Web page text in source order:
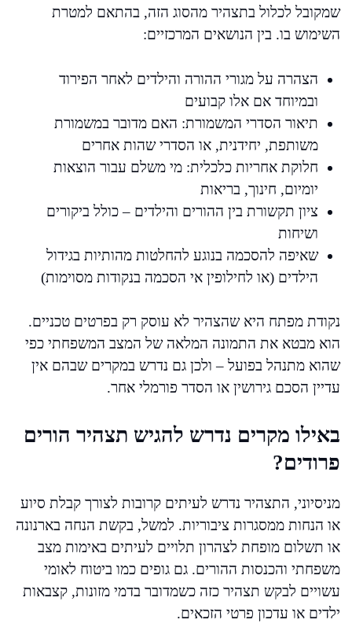
שמקובל לכלול בתצהיר מהסוג הזה, בהתאם למטרת
השימוש בו. בין הנושאים המרכזיים:
הצהרה על מגורי ההורה והילדים לאחר הפירוד
ובמיוחד אם אלו קבועים
תיאור הסדרי המשמורת: האם מדובר במשמורת
משותפת, יחידנית, או הסדרי שהות אחרים
חלוקת אחריות כלכלית: מי משלם עבור הוצאות
יומיום, חינוך, בריאות
ציון תקשורת בין ההורים והילדים – כולל ביקורים
ושיחות
שאיפה להסכמה בנוגע להחלטות מהותיות בגידול
הילדים (או לחילופין אי הסכמה בנקודות מסוימות)
נקודת מפתח היא שהצהיר לא עוסק רק בפרטים טכניים.
הוא מבטא את התמונה המלאה של המצב המשפחתי כפי
שהוא מתנהל בפועל – ולכן גם נדרש במקרים שבהם אין
עדיין הסכם גירושין או הסדר פורמלי אחר.
באילו מקרים נדרש להגיש תצהיר הורים
פרודים?
מניסיוני, התצהיר נדרש לעיתים קרובות לצורך קבלת סיוע
או הנחות ממסגרות ציבוריות. למשל, בקשת הנחה בארנונה
או תשלום מופחת לצהרון תלויים לעיתים באימות מצב
משפחתי והכנסות ההורים. גם גופים כמו ביטוח לאומי
עשויים לבקש תצהיר כזה כשמדובר בדמי מזונות, קצבאות
ילדים או עדכון פרטי הזכאים.